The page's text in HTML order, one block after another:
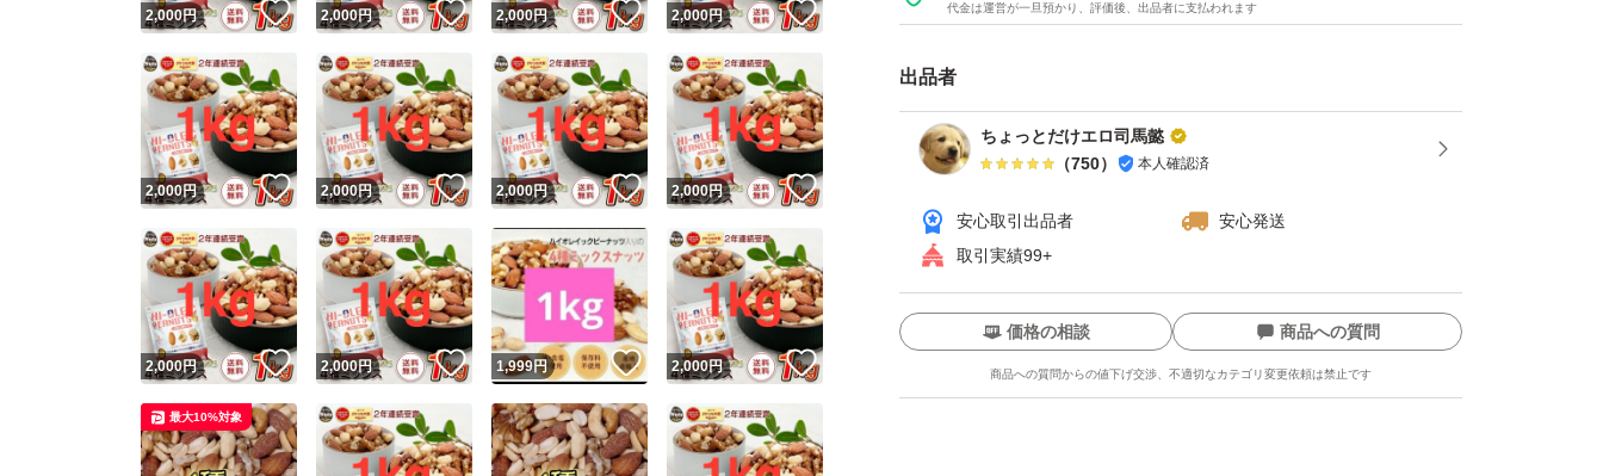
【商品の状態】未使用
【内容量】１ｋｇ
【原材料】くるみ、アーモンド、カシューナッツ、ハイオレイッ
クピーナッツ
ください。
化学調味料不使用
代金は運営が一旦預かり、評価後、出品者に支払われます
出品者
ちょっとだけエロ司馬懿
（750） 本人確認済
安心取引出品者
安心発送
取引実績99+
ユーザーの実績について
Yahoo!フリマが定めた一定の基準を満たしたユーザーにバッジを付与しています
安心取引出品者
価格の相談 商品への質問
商品への質問からの値下げ交渉、不適切なカテゴリ変更依頼は禁止です
この商品の情報をコピーします
2,000円 いいね！
2,000円 いいね！
2,000円 いいね！
2,000円 いいね！
2,000円 いいね！
2,000円 いいね！
2,000円 いいね！
2,000円 いいね！
2,000円 いいね！
2,000円 いいね！
1,999円 いいね！
2,000円 いいね！
最大10%対象